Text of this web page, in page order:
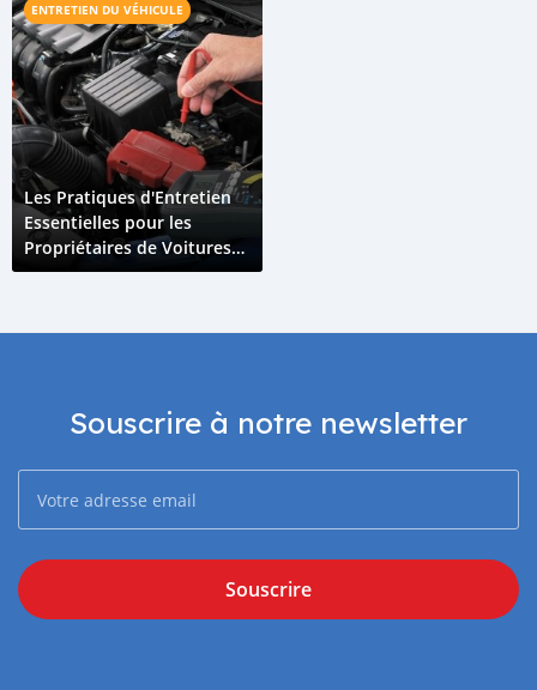
ENTRETIEN DU VÉHICULE
Les Pratiques d'Entretien
Essentielles pour les
Propriétaires de Voitures
Hybrides aux Comores
Souscrire à notre newsletter
Souscrire